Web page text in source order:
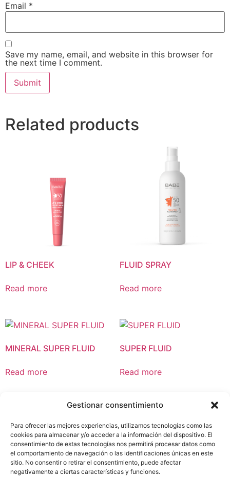
Gestionar consentimiento
Para ofrecer las mejores experiencias, utilizamos tecnologías como las
cookies para almacenar y/o acceder a la información del dispositivo. El
consentimiento de estas tecnologías nos permitirá procesar datos como
el comportamiento de navegación o las identificaciones únicas en este
sitio. No consentir o retirar el consentimiento, puede afectar
negativamente a ciertas características y funciones.
Email *
Save my name, email, and website in this browser for
the next time I comment.
Related products
LIP & CHEEK
Read more
FLUID SPRAY
Read more
MINERAL SUPER FLUID
Read more
SUPER FLUID
Read more
ETHICAL CODE
LEGAL NOTICE